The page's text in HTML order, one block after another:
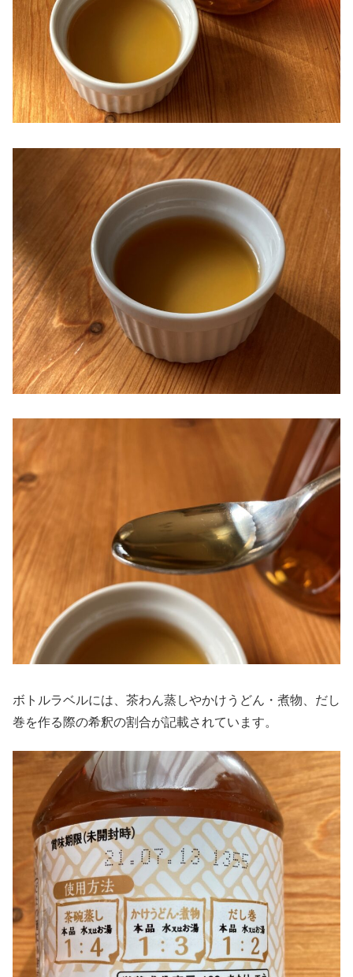
ボトルラベルには、茶わん蒸しやかけうどん・煮物、だし
巻を作る際の希釈の割合が記載されています。